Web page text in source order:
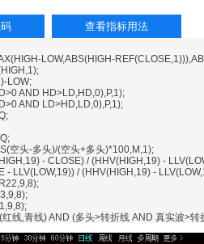
LOW,ABS(HIGH-
LOW;
AND HD>LD,HD,0),P,1);
AND LD>HD,LD,0),P,1);
空头-多头)/(空头+多头)*100,M,1);
- CLOSE) / (HHV(HIGH,19) -
- LLV(LOW,19)) / (HHV(HIGH,19) -
线,青线) AND (多头>转折线 AND 真实波>转